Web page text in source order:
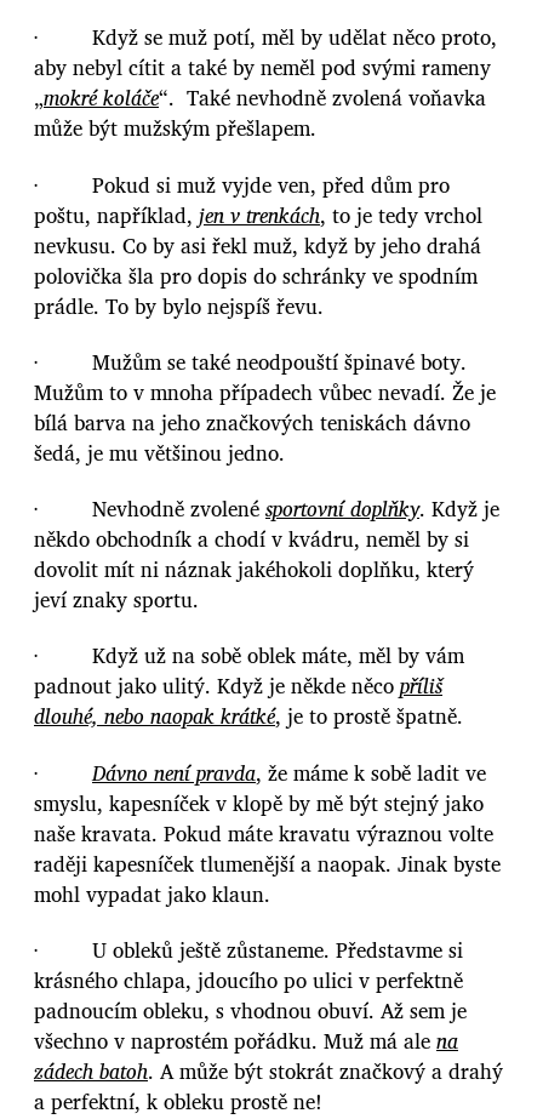
· Když se muž potí, měl by udělat něco proto,
aby nebyl cítit a také by neměl pod svými rameny
„mokré koláče“. Také nevhodně zvolená voňavka
může být mužským přešlapem.
· Pokud si muž vyjde ven, před dům pro
poštu, například, jen v trenkách, to je tedy vrchol
nevkusu. Co by asi řekl muž, když by jeho drahá
polovička šla pro dopis do schránky ve spodním
prádle. To by bylo nejspíš řevu.
· Mužům se také neodpouští špinavé boty.
Mužům to v mnoha případech vůbec nevadí. Že je
bílá barva na jeho značkových teniskách dávno
šedá, je mu většinou jedno.
· Nevhodně zvolenésportovní doplňky. Když je
někdo obchodník a chodí v kvádru, neměl by si
dovolit mít ni náznak jakéhokoli doplňku, který
jeví znaky sportu.
· Když už na sobě oblek máte, měl by vám
padnout jako ulitý. Když je někde něcopříliš
dlouhé, nebo naopak krátké, je to prostě špatně.
·Dávno není pravda, že máme k sobě ladit ve
smyslu, kapesníček v klopě by mě být stejný jako
naše kravata. Pokud máte kravatu výraznou volte
raději kapesníček tlumenější a naopak. Jinak byste
mohl vypadat jako klaun.
· U obleků ještě zůstaneme. Představme si
krásného chlapa, jdoucího po ulici v perfektně
padnoucím obleku, s vhodnou obuví. Až sem je
všechno v naprostém pořádku. Muž má alena
zádech batoh. A může být stokrát značkový a drahý
a perfektní, k obleku prostě ne!